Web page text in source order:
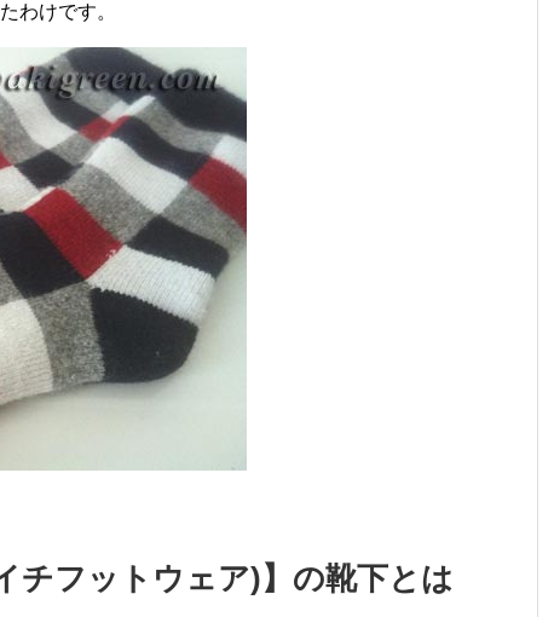
わけです。
チフットウェア)】の靴下とは